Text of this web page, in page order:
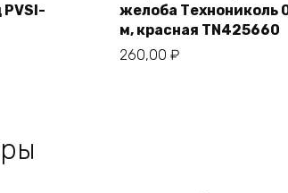
PVSI-
желоба Технониколь
м, красная TN425660
260,00 ₽